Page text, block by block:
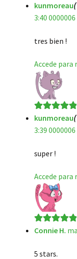
Valorado en5
de 5
kunmoreau
3:40 0000006
tres bien !
Accede para
Valorado en5
de 5
kunmoreau
3:39 0000006
super !
Accede para
Valorado en5
Connie H.
5 stars.